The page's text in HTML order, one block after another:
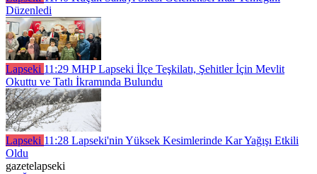
Düzenledi
Lapseki 11:29 MHP Lapseki İlçe Teşkilatı, Şehitler İçin Mevlit
Okuttu ve Tatlı İkramında Bulundu
Lapseki 11:28 Lapseki'nin Yüksek Kesimlerinde Kar Yağışı Etkili
Oldu
gazetelapseki